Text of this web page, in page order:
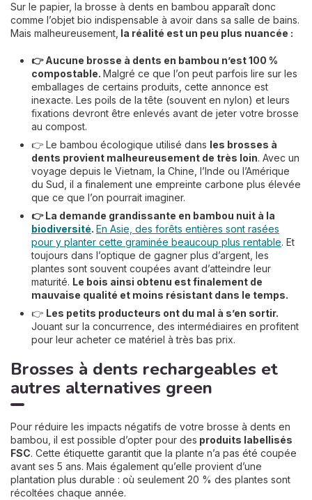
Sur le papier, la brosse à dents en bambou apparaît donc
comme l’objet bio indispensable à avoir dans sa salle de bains.
Mais malheureusement, la réalité est un peu plus nuancée :
👉 Aucune brosse à dents en bambou n’est 100 %
compostable. Malgré ce que l’on peut parfois lire sur les
emballages de certains produits, cette annonce est
inexacte. Les poils de la tête (souvent en nylon) et leurs
fixations devront être enlevés avant de jeter votre brosse
au compost.
👉 Le bambou écologique utilisé dans les brosses à
dents provient malheureusement de très loin. Avec un
voyage depuis le Vietnam, la Chine, l’Inde ou l’Amérique
du Sud, il a finalement une empreinte carbone plus élevée
que ce que l’on pourrait imaginer.
👉 La demande grandissante en bambou nuit à la
biodiversité. En Asie, des forêts entières sont rasées
pour y planter cette graminée beaucoup plus rentable. Et
toujours dans l’optique de gagner plus d’argent, les
plantes sont souvent coupées avant d’atteindre leur
maturité. Le bois ainsi obtenu est finalement de
mauvaise qualité et moins résistant dans le temps.
👉 Les petits producteurs ont du mal à s’en sortir.
Jouant sur la concurrence, des intermédiaires en profitent
pour leur acheter ce matériel à très bas prix.
Brosses à dents rechargeables et
autres alternatives green
Pour réduire les impacts négatifs de votre brosse à dents en
bambou, il est possible d’opter pour des produits labellisés
FSC. Cette étiquette garantit que la plante n’a pas été coupée
avant ses 5 ans. Mais également qu’elle provient d’une
plantation plus durable : où seulement 20 % des plantes sont
récoltées chaque année.